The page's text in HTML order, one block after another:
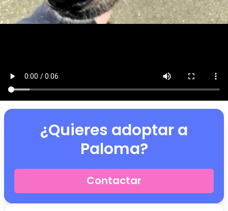
¿Quieres adoptar a
Paloma?
Contactar